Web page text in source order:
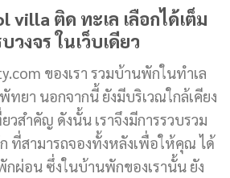
villa ติด ทะเล เลือกได้เต็ม
งจร ในเว็บเดียว
ของเรา รวมบ้านพักในทำเล
ยา นอกจากนี้ ยังมีบริเวณใกล้เคียง
สำคัญ ดังนั้น เราจึงมีการรวบรวม
ที่สามารถจองทั้งหลังเพื่อให้คุณ ได้
กผ่อน ซึ่งในบ้านพักของเรานั้น ยัง